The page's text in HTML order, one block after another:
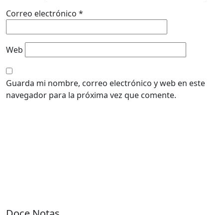
Correo electrónico *
Web
Guarda mi nombre, correo electrónico y web en este
navegador para la próxima vez que comente.